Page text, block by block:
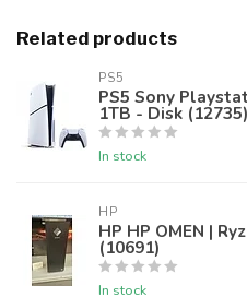
Related products
PS5
PS5 Sony
1TB - Disk (12735)
In stock
HP
HP HP OMEN |
(10691)
In stock